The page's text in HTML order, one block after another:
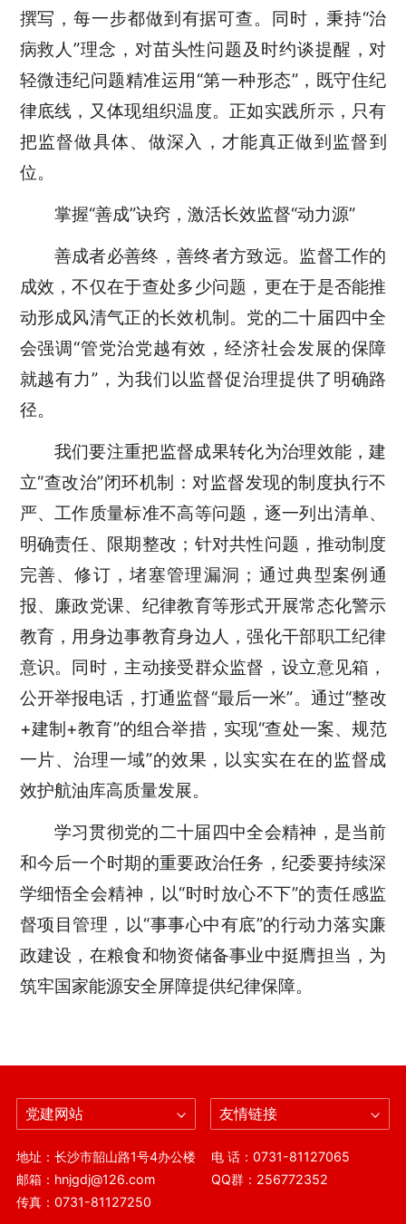
撰写，每一步都做到有据可查。同时，秉持“治
病救人”理念，对苗头性问题及时约谈提醒，对
轻微违纪问题精准运用“第一种形态”，既守住纪
律底线，又体现组织温度。正如实践所示，只有
把监督做具体、做深入，才能真正做到监督到
位。
掌握“善成”诀窍，激活长效监督“动力源”
善成者必善终，善终者方致远。监督工作的
成效，不仅在于查处多少问题，更在于是否能推
动形成风清气正的长效机制。党的二十届四中全
会强调“管党治党越有效，经济社会发展的保障
就越有力”，为我们以监督促治理提供了明确路
径。
我们要注重把监督成果转化为治理效能，建
立“查改治”闭环机制：对监督发现的制度执行不
严、工作质量标准不高等问题，逐一列出清单、
明确责任、限期整改；针对共性问题，推动制度
完善、修订，堵塞管理漏洞；通过典型案例通
报、廉政党课、纪律教育等形式开展常态化警示
教育，用身边事教育身边人，强化干部职工纪律
意识。同时，主动接受群众监督，设立意见箱，
公开举报电话，打通监督“最后一米”。通过“整改
+建制+教育”的组合举措，实现“查处一案、规范
一片、治理一域”的效果，以实实在在的监督成
效护航油库高质量发展。
学习贯彻党的二十届四中全会精神，是当前
和今后一个时期的重要政治任务，纪委要持续深
学细悟全会精神，以“时时放心不下”的责任感监
督项目管理，以“事事心中有底”的行动力落实廉
政建设，在粮食和物资储备事业中挺膺担当，为
筑牢国家能源安全屏障提供纪律保障。
党建网站 友情链接
地址：长沙市韶山路1号4办公楼
电 话：0731-81127065
邮箱：hnjgdj@126.com
QQ群：256772352
传真：0731-81127250